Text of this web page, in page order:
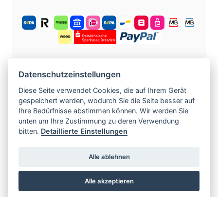
©2004 -2026tschechische-traumfrauen.de.
Alle Rechte vorbehalten.
KOSTENLOS ANMELDEN
www.europska-zoznamka.sk
seznamka.cz|www.loveineurope.eu|
www.stavdum.cz
Datenschutzeinstellungen
Diese Seite verwendet Cookies, die auf Ihrem Gerät
gespeichert werden, wodurch Sie die Seite besser auf
Ihre Bedürfnisse abstimmen können. Wir werden Sie
unten um Ihre Zustimmung zu deren Verwendung
bitten. Detaillierte Einstellungen
Alle ablehnen
Alle akzeptieren